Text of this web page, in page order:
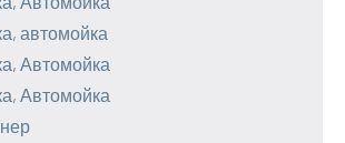
автомойка
Автомойка
Автомойка